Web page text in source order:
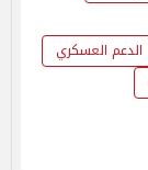
الدعم العسكري